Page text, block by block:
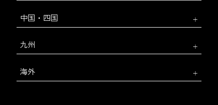
中国・四国
九州
海外